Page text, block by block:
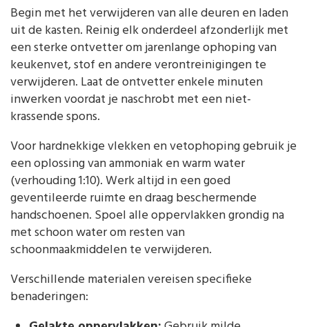
Begin met het verwijderen van alle deuren en laden
uit de kasten. Reinig elk onderdeel afzonderlijk met
een sterke ontvetter om jarenlange ophoping van
keukenvet, stof en andere verontreinigingen te
verwijderen. Laat de ontvetter enkele minuten
inwerken voordat je naschrobt met een niet-
krassende spons.
Voor hardnekkige vlekken en vetophoping gebruik je
een oplossing van ammoniak en warm water
(verhouding 1:10). Werk altijd in een goed
geventileerde ruimte en draag beschermende
handschoenen. Spoel alle oppervlakken grondig na
met schoon water om resten van
schoonmaakmiddelen te verwijderen.
Verschillende materialen vereisen specifieke
benaderingen: